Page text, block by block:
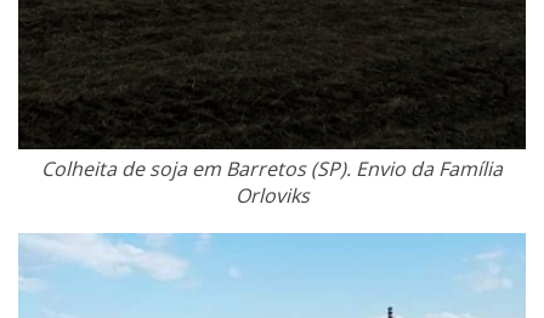
Colheita de soja em Barretos (SP). Envio da Família
Orloviks